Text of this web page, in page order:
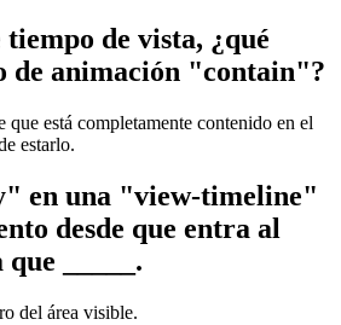
de vista, ¿qué
de animación "contain"?
que está completamente contenido en el
estarlo.
en una "view-timeline"
desde que entra al
_____.
del área visible.